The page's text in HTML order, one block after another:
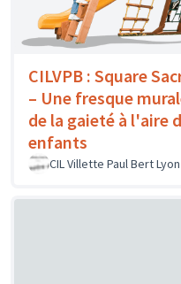
CILVPB : Square
– Une fresque
de la gaieté à l'aire
enfants
CIL Villette Paul Bert